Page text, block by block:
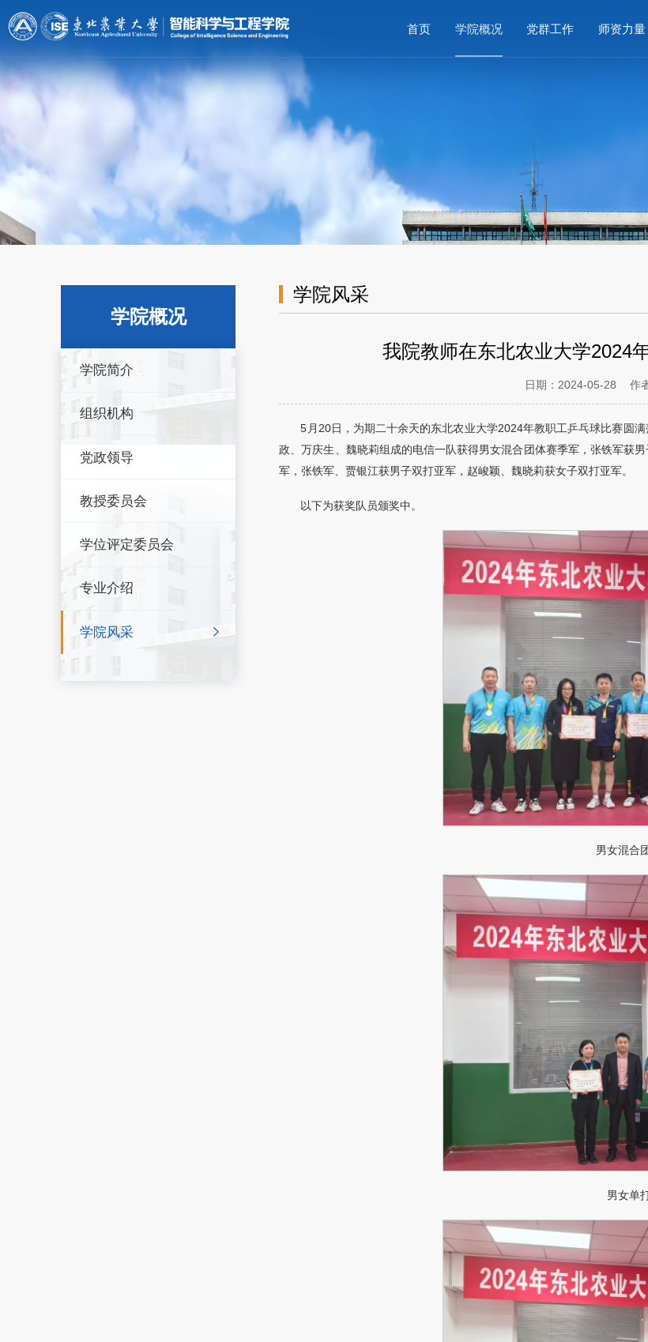
首页 学院概况 党群工作 师资力量
学院概况
学院简介
组织机构
党政领导
教授委员会
学位评定委员会
专业介绍
学院风采
学院风采
我院教师在东北农业大学2024
日期：2024-05-28 作
5月20日，为期二十余天的东北农业大学2024年教职工乒乓球比赛圆
政、万庆生、魏晓莉组成的电信一队获得男女混合团体赛季军，张铁军获
军，张铁军、贾银江获男子双打亚军，赵峻颖、魏晓莉获女子双打亚军。
以下为获奖队员颁奖中。
男女混合
男女单